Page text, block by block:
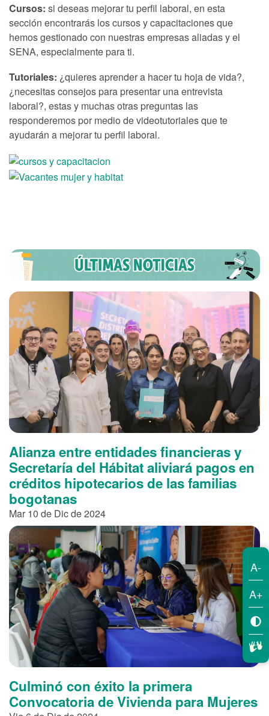
Cursos: si deseas mejorar tu perfil laboral, en esta
sección encontrarás los cursos y capacitaciones que
hemos gestionado con nuestras empresas aliadas y el
SENA, especialmente para ti.
Tutoriales: ¿quieres aprender a hacer tu hoja de vida?,
¿necesitas consejos para presentar una entrevista
laboral?, estas y muchas otras preguntas las
responderemos por medio de videotutoriales que te
ayudarán a mejorar tu perfil laboral.
Alianza entre entidades financieras y
Secretaría del Hábitat aliviará pagos en
créditos hipotecarios de las familias
bogotanas
Mar 10 de Dic de 2024
Culminó con éxito la primera
Convocatoria de Vivienda para Mujeres
A-
A+